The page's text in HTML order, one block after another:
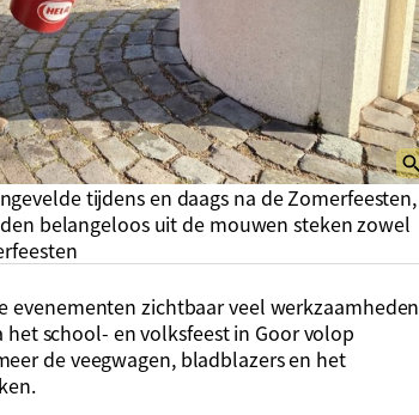
tijdens en daags na de Zomerfeesten,
belangeloos uit de mouwen steken zowel
evenementen zichtbaar veel werkzaamheden
school- en volksfeest in Goor volop
de veegwagen, bladblazers en het